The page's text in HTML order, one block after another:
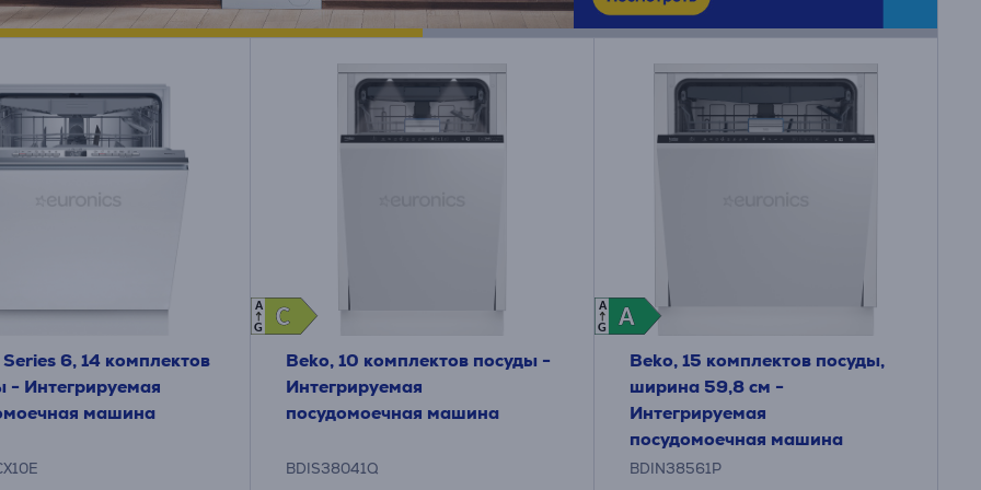
6, 14 комплектов
- Интегрируемая
машина
C
C
A
G
Beko, 10 комплектов посуды -
Интегрируемая
посудомоечная машина
BDIS38041Q
A
A
A
G
Beko, 15 комплектов посуды,
ширина 59,8 см -
Интегрируемая
посудомоечная машина
BDIN38561P